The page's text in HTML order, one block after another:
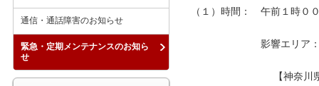
（１）時間：　午前１時０
影響エリア：　下記
【神奈川県】
通信・通話障害のお知らせ
緊急・定期メンテナンスのお知ら
せ